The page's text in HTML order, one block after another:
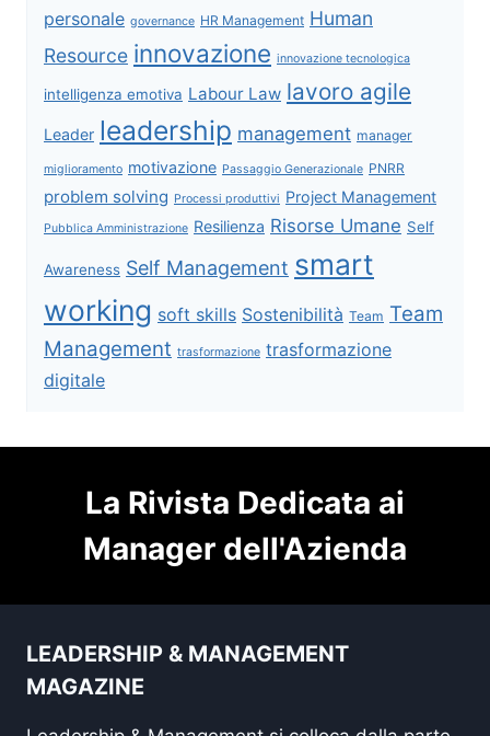
personale governance HR Management Human
Resource innovazione innovazione tecnologica
intelligenza emotiva Labour Law lavoro agile
Leader leadership management manager
miglioramento motivazione Passaggio Generazionale PNRR
problem solving Processi produttivi Project Management
Pubblica Amministrazione Resilienza Risorse Umane Self
Awareness Self Management smart
working soft skills Sostenibilità Team Team
Management trasformazione trasformazione
digitale
La Rivista Dedicata ai
Manager dell'Azienda
LEADERSHIP & MANAGEMENT
MAGAZINE